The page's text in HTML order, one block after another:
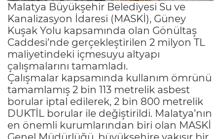
Malatya Büyükşehir Belediyesi Su ve
Kanalizasyon İdaresi (MASKİ), Güney
Kuşak Yolu kapsamında olan Gönültaş
Caddesi’nde gerçekleştirilen 2 milyon TL
maliyetindeki içmesuyu altyapı
çalışmalarını tamamladı.
Çalışmalar kapsamında kullanım ömrünü
tamamlamış 2 bin 113 metrelik asbest
borular iptal edilerek, 2 bin 800 metrelik
DUKTİL borular ile değiştirildi. Malatya’nın
en önemli kurumlarından biri olan MASKİ